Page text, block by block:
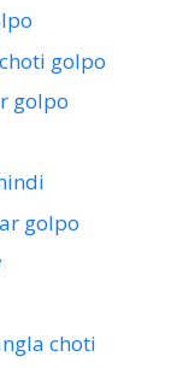
golpo
golpo
golpo
choti